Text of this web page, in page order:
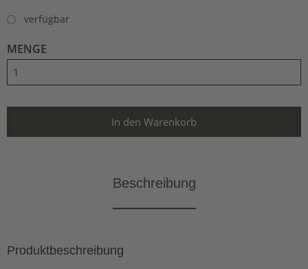
verfügbar
MENGE
Beschreibung
Produktbeschreibung